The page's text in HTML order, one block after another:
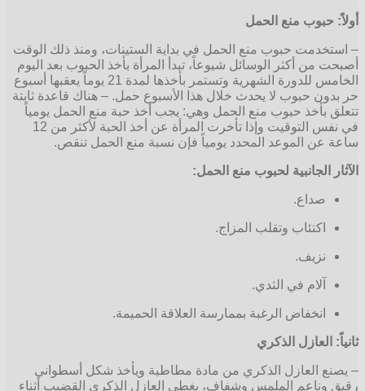
منع الحمل
حبوب منع الحمل في بداية الستينات، ومنذ ذلك الوقت
أكثر الوسائل شيوعاً، تبدأ المرأة بأخذ الحبوب بعد اليوم
الخامس للدورة الشهرية وتستمر بأخذها لمدة 21 يوماً يعقبها أسبوع
حبوب لا يحدث خلال هذا الأسبوع حمل. – هناك قاعدة ثابتة
بأخذ حبوب منع الحمل وهي: يجب أخذ حبة منع الحمل يومياً
في نفس التوقيت وإذا تأخرت المرأة عن أخذ الحبة لأكثر من 12
الموعد المحدد يومياً فإن نسبة منع الحمل تنقص.
الجانبية لحبوب منع الحمل:
صداع.
اكتئاب وتقلب المزاج.
نزيف.
آلام في الثدي.
انخفاض الرغبة بممارسة العلاقة الحميمة.
الذكري
العازل الذكري من مادة مطاطية ويأخذ شكل أسطواني
الملمس وشفاف، يغطي العازل الذكري القضيب أثناء